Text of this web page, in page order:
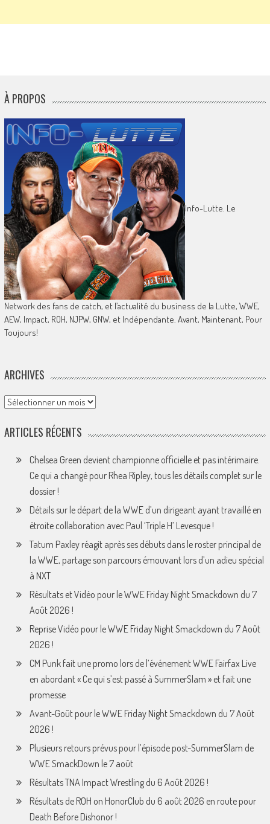
À PROPOS
Info-Lutte. Le
Network des fans de catch, et l’actualité du business de la Lutte, WWE,
AEW, Impact, ROH, NJPW, GNW, et Indépendante. Avant, Maintenant, Pour
Toujours!
ARCHIVES
Archives
ARTICLES RÉCENTS
Chelsea Green devient championne officielle et pas intérimaire.
Ce qui a changé pour Rhea Ripley, tous les détails complet sur le
dossier !
Détails sur le départ de la WWE d’un dirigeant ayant travaillé en
étroite collaboration avec Paul ‘Triple H’ Levesque !
Tatum Paxley réagit après ses débuts dans le roster principal de
la WWE, partage son parcours émouvant lors d’un adieu spécial
à NXT
Résultats et Vidéo pour le WWE Friday Night Smackdown du 7
Août 2026 !
Reprise Vidéo pour le WWE Friday Night Smackdown du 7 Août
2026 !
CM Punk fait une promo lors de l’événement WWE Fairfax Live
en abordant « Ce qui s’est passé à SummerSlam » et fait une
promesse
Avant-Goût pour le WWE Friday Night Smackdown du 7 Août
2026 !
Plusieurs retours prévus pour l’épisode post-SummerSlam de
WWE SmackDown le 7 août
Résultats TNA Impact Wrestling du 6 Août 2026 !
Résultats de ROH on HonorClub du 6 août 2026 en route pour
Death Before Dishonor !